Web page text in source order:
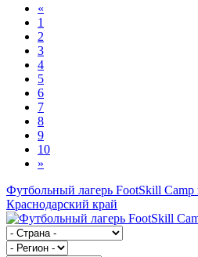
«
1
2
3
4
5
6
7
8
9
10
»
Футбольный лагерь FootSkill Camp
Краснодарский край